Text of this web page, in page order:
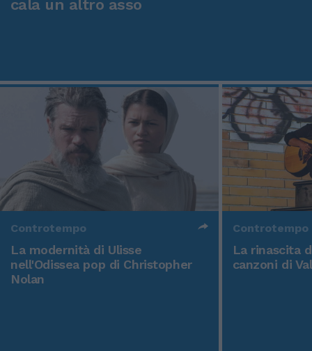
cala un altro asso
Controtempo
La modernità di Ulisse
nell'Odissea pop di Christopher
Nolan
Controtempo
La rinascita
canzoni di